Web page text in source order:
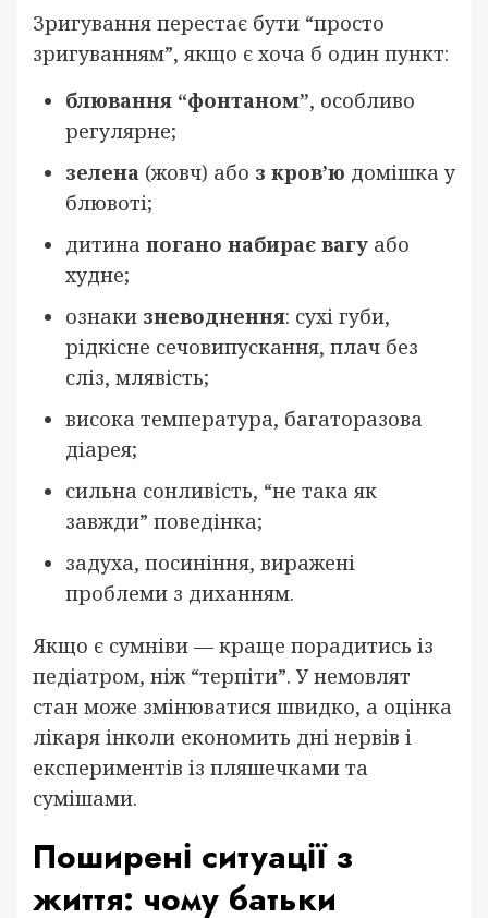
Зригування перестає бути “просто
зригуванням”, якщо є хоча б один пункт:
блювання “фонтаном”, особливо
регулярне;
зелена (жовч) або з кров’ю домішка у
блювоті;
дитина погано набирає вагу або
худне;
ознаки зневоднення: сухі губи,
рідкісне сечовипускання, плач без
сліз, млявість;
висока температура, багаторазова
діарея;
сильна сонливість, “не така як
завжди” поведінка;
задуха, посиніння, виражені
проблеми з диханням.
Якщо є сумніви — краще порадитись із
педіатром, ніж “терпіти”. У немовлят
стан може змінюватися швидко, а оцінка
лікаря інколи економить дні нервів і
експериментів із пляшечками та
сумішами.
Поширені ситуації з
життя: чому батьки